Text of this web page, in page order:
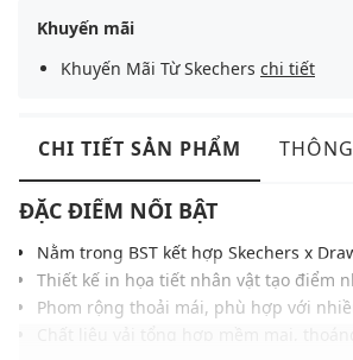
Khuyến mãi
Khuyến Mãi Từ Skechers chi tiết
CHI TIẾT SẢN PHẨM
ĐẶC ĐIỂM NỔI BẬT
Nằm trong BST kết hợp Skechers x
Thiết kế in họa tiết nhân vật tạo điểm
Phom rộng thoải mái, phù hợp với